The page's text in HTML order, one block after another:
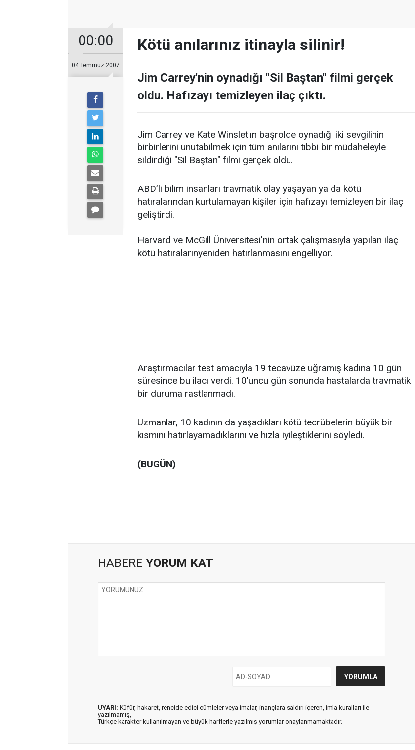
00:00
04 Temmuz 2007
Kötü anılarınız itinayla silinir!
Jim Carrey'nin oynadığı "Sil Baştan" filmi gerçek
oldu. Hafızayı temizleyen ilaç çıktı.
Jim Carrey ve Kate Winslet'ın başrolde oynadığı iki sevgilinin
birbirlerini unutabilmek için tüm anılarını tıbbi bir müdaheleyle
sildirdiği "Sil Baştan" filmi gerçek oldu.
ABD’li bilim insanları travmatik olay yaşayan ya da kötü
hatıralarından kurtulamayan kişiler için hafızayı temizleyen bir ilaç
geliştirdi.
Harvard ve McGill Üniversitesi'nin ortak çalışmasıyla yapılan ilaç
kötü hatıralarınyeniden hatırlanmasını engelliyor.
Araştırmacılar test amacıyla 19 tecavüze uğramış kadına 10 gün
süresince bu ilacı verdi. 10'uncu gün sonunda hastalarda travmatik
bir duruma rastlanmadı.
Uzmanlar, 10 kadının da yaşadıkları kötü tecrübelerin büyük bir
kısmını hatırlayamadıklarını ve hızla iyileştiklerini söyledi.
(BUGÜN)
HABERE YORUM KAT
UYARI: Küfür, hakaret, rencide edici cümleler veya imalar, inançlara saldırı içeren, imla kuralları ile
yazılmamış,
Türkçe karakter kullanılmayan ve büyük harflerle yazılmış yorumlar onaylanmamaktadır.